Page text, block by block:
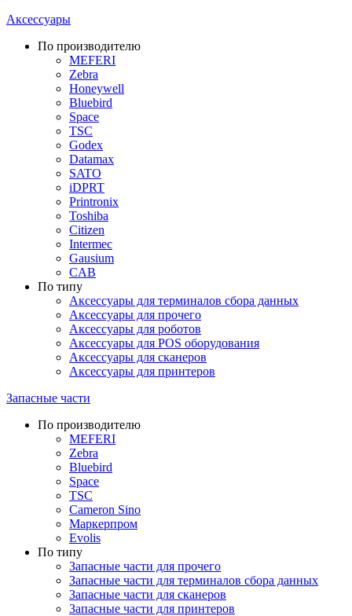
Аксессуары
По производителю
MEFERI
Zebra
Honeywell
Bluebird
Space
TSC
Godex
Datamax
SATO
iDPRT
Printronix
Toshiba
Citizen
Intermec
Gausium
CAB
По типу
Аксессуары для терминалов сбора данных
Аксессуары для прочего
Аксессуары для роботов
Аксессуары для POS оборудования
Аксессуары для сканеров
Аксессуары для принтеров
Запасные части
По производителю
MEFERI
Zebra
Bluebird
Space
TSC
Cameron Sino
Маркерпром
Evolis
По типу
Запасные части для прочего
Запасные части для терминалов сбора данных
Запасные части для сканеров
Запасные части для принтеров